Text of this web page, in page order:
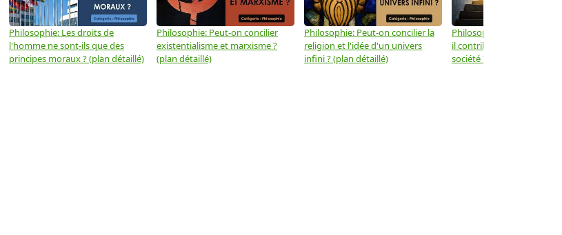
Philosophie: Les droits de
l'homme ne sont-ils que des
principes moraux ? (plan détaillé)
Philosophie: Peut-on concilier
existentialisme et marxisme ?
(plan détaillé)
Philosophie: Peut-on concilier la
religion et l'idée d'un univers
infini ? (plan détaillé)
Philosophie: Le
il contribuer au progrès de
société ? (plan détaillé)